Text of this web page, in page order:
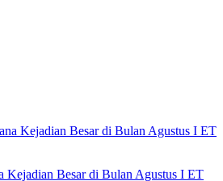
Kejadian Besar di Bulan Agustus I ET